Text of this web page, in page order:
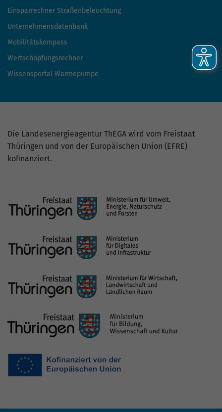
Einsparrechner Straßenbeleuchtung
Unternehmensdatenbank
Mobilitätskompass
Wertschöpfungsrechner
Wissensportal Wärmepumpe
Die Landesenergieagentur ThEGA wird vom Freistaat
Thüringen und von der Europäischen Union (EFRE)
kofinanziert.